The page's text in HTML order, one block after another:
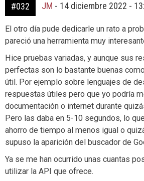
#032 JM - 14 diciembre 2022 -
El otro día pude dedicarle un rato a
pareció una herramienta muy
Hice pruebas variadas, y aunque sus
perfectas son lo bastante buenas
útil. Por ejemplo sobre lenguajes de
respuestas útiles pero que yo podría
documentación o internet durante
Pero las daba en 5-10 segundos, lo
ahorro de tiempo al menos igual o
supuso la aparición del buscador de
Ya se me han ocurrido unas cuantas
utilizar la API que ofrece.